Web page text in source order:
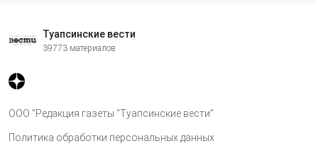
Туапсинские вести
39773 материалов
ООО "Редакция газеты "Туапсинские вести"
Политика обработки персональных данных